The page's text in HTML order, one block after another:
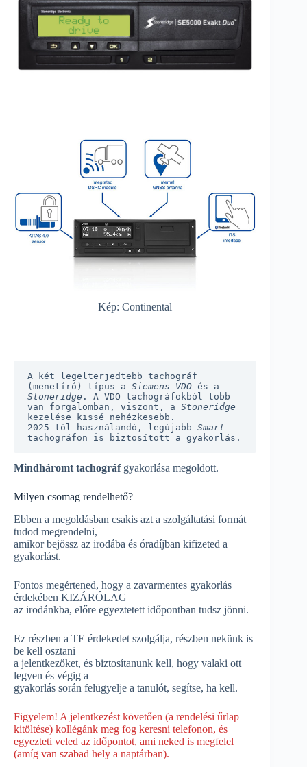
Kép: Continental
A két legelterjedtebb tachográf
(menetíró) típus a Siemens VDO
Stoneridge . A VDO tachográfokból több
van forgalomban, viszont, a Stoneridge
kezelése kissé nehézkesebb.
2025-től használandó, legújabb
tachográfon is biztosított a gyakorlás.
Mindháromt tachográfgyakorlása megoldott.
Milyen csomag rendelhető?
Ebben a megoldásban csakis azt a szolgáltatási formát
tudod megrendelni,
amikor bejössz az irodába és óradíjban kifizeted a
gyakorlást.
Fontos megértened, hogy a zavarmentes gyakorlás
érdekében KIZÁRÓLAG
az irodánkba, előre egyeztetett időpontban tudsz jönni.
Ez részben a TE érdekedet szolgálja, részben nekünk is
be kell osztani
a jelentkezőket, és biztosítanunk kell, hogy valaki ott
legyen és végig a
gyakorlás során felügyelje a tanulót, segítse, ha kell.
Figyelem! A jelentkezést követően (a rendelési űrlap
kitöltése) kollégánk meg fog keresni telefonon, és
egyezteti veled az időpontot, ami neked is megfelel
(amíg van szabad hely a naptárban).